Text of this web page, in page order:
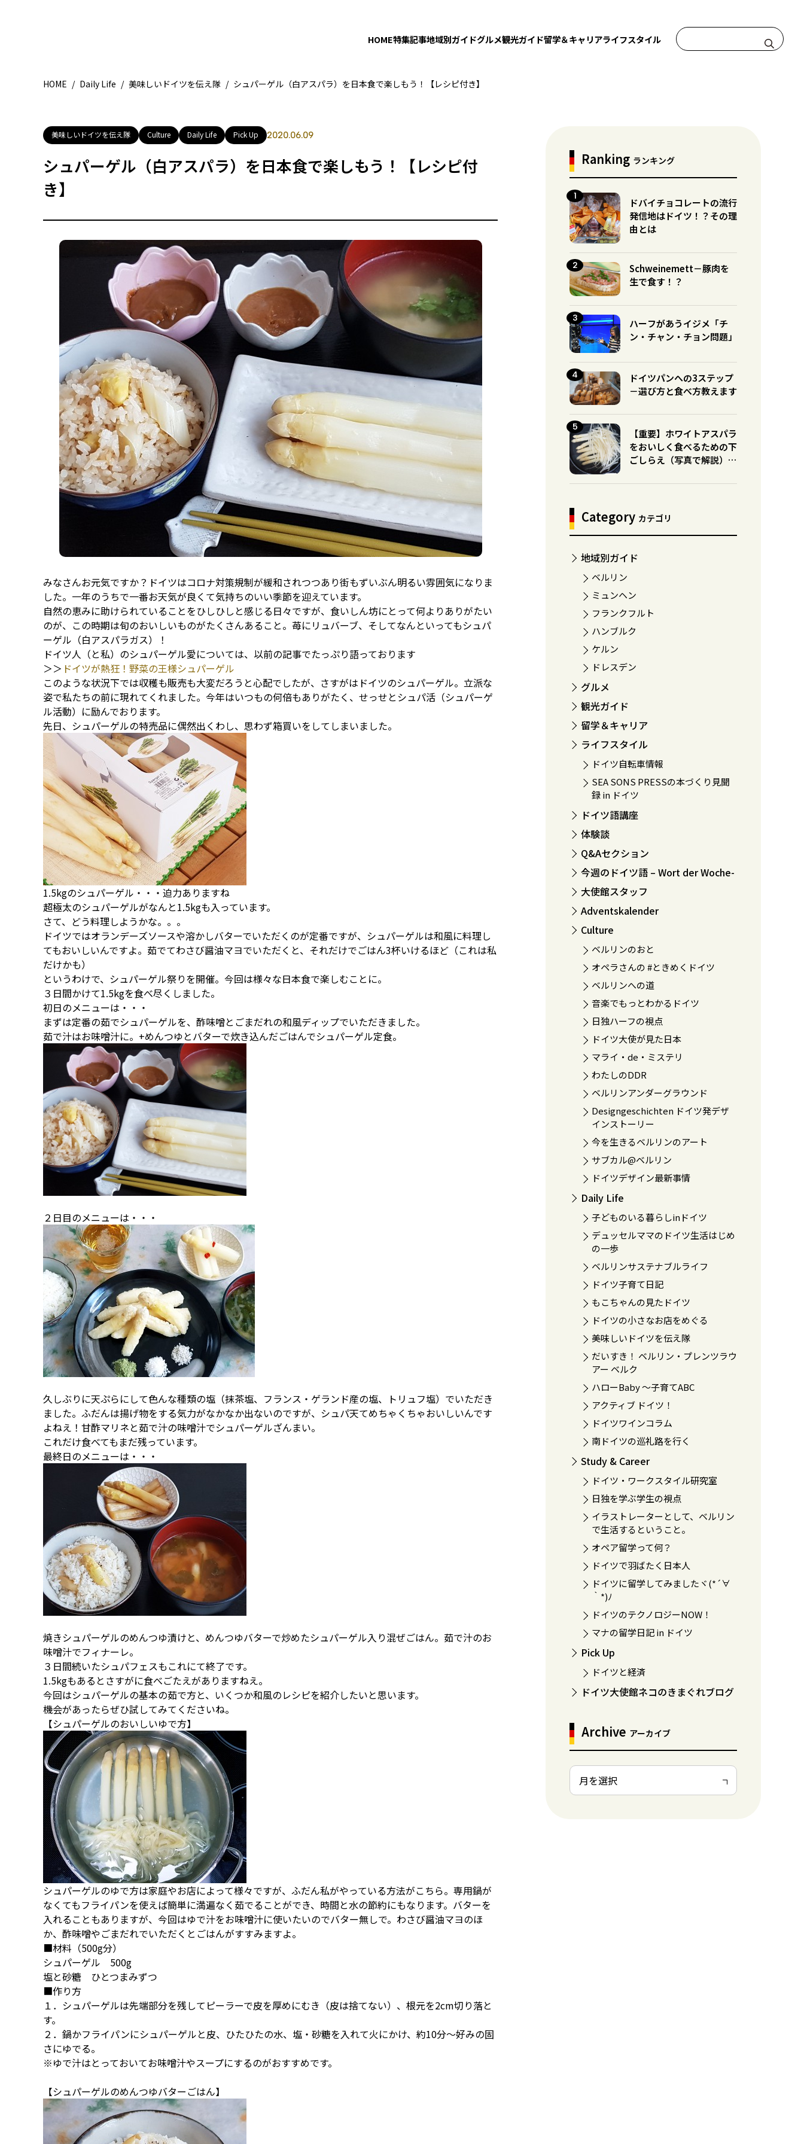
HOME特集記事地域別ガイドグルメ観光ガイド留学＆キャリアライフスタイル
HOME / Daily Life / 美味しいドイツを伝え隊 / シュパーゲル（白アスパラ）を日本食で楽しもう！【レシピ付き】
美味しいドイツを伝え隊 Culture Daily Life Pick Up 2020.06.09
シュパーゲル（白アスパラ）を日本食で楽しもう！【レシピ付
き】
みなさんお元気ですか？ドイツはコロナ対策規制が緩和されつつあり街もずいぶん明るい雰囲気になりま
した。一年のうちで一番お天気が良くて気持ちのいい季節を迎えています。
自然の恵みに助けられていることをひしひしと感じる日々ですが、食いしん坊にとって何よりありがたい
のが、この時期は旬のおいしいものがたくさんあること。苺にリュバーブ、そしてなんといってもシュパ
ーゲル（白アスパラガス）！
ドイツ人（と私）のシュパーゲル愛については、以前の記事でたっぷり語っております
＞＞ ドイツが熱狂！野菜の王様シュパーゲル
このような状況下では収穫も販売も大変だろうと心配でしたが、さすがはドイツのシュパーゲル。立派な
姿で私たちの前に現れてくれました。今年はいつもの何倍もありがたく、せっせとシュパ活（シュパーゲ
ル活動）に励んでおります。
先日、シュパーゲルの特売品に偶然出くわし、思わず箱買いをしてしまいました。
1.5kgのシュパーゲル・・・迫力ありますね
超極太のシュパーゲルがなんと1.5kgも入っています。
さて、どう料理しようかな。。。
ドイツではオランデーズソースや溶かしバターでいただくのが定番ですが、シュパーゲルは和風に料理し
てもおいしいんですよ。茹でてわさび醤油マヨでいただくと、それだけでごはん3杯いけるほど（これは私
だけかも）
というわけで、シュパーゲル祭りを開催。今回は様々な日本食で楽しむことに。
３日間かけて1.5kgを食べ尽くしました。
初日のメニューは・・・
まずは定番の茹でシュパーゲルを、酢味噌とごまだれの和風ディップでいただきました。
茹で汁はお味噌汁に。+めんつゆとバターで炊き込んだごはんでシュパーゲル定食。
２日目のメニューは・・・
久しぶりに天ぷらにして色んな種類の塩（抹茶塩、フランス・ゲランド産の塩、トリュフ塩）でいただき
ました。ふだんは揚げ物をする気力がなかなか出ないのですが、シュパ天てめちゃくちゃおいしいんです
よねえ！甘酢マリネと茹で汁の味噌汁でシュパーゲルざんまい。
これだけ食べてもまだ残っています。
最終日のメニューは・・・
焼きシュパーゲルのめんつゆ漬けと、めんつゆバターで炒めたシュパーゲル入り混ぜごはん。茹で汁のお
味噌汁でフィナーレ。
３日間続いたシュパフェスもこれにて終了です。
1.5kgもあるとさすがに食べごたえがありますねえ。
今回はシュパーゲルの基本の茹で方と、いくつか和風のレシピを紹介したいと思います。
機会があったらぜひ試してみてくださいね。
【シュパーゲルのおいしいゆで方】
シュパーゲルのゆで方は家庭やお店によって様々ですが、ふだん私がやっている方法がこちら。専用鍋が
なくてもフライパンを使えば簡単に満遍なく茹でることができ、時間と水の節約にもなります。バターを
入れることもありますが、今回はゆで汁をお味噌汁に使いたいのでバター無しで。わさび醤油マヨのほ
か、酢味噌やごまだれでいただくとごはんがすすみますよ。
■材料（500g分）
シュパーゲル 500g
塩と砂糖 ひとつまみずつ
■作り方
１．シュパーゲルは先端部分を残してピーラーで皮を厚めにむき（皮は捨てない）、根元を2cm切り落と
す。
２．鍋かフライパンにシュパーゲルと皮、ひたひたの水、塩・砂糖を入れて火にかけ、約10分～好みの固
さにゆでる。
※ゆで汁はとっておいてお味噌汁やスープにするのがおすすめです。
【シュパーゲルのめんつゆバターごはん】
Ranking ランキング
ドバイチョコレートの流行
発信地はドイツ！？その理
由とは
Schweinemett－豚肉を
生で食す！？
ハーフがあうイジメ「チ
ン・チャン・チョン問題」
ドイツパンへの3ステップ
－選び方と食べ方教えます
【重要】ホワイトアスパラ
をおいしく食べるための下
ごしらえ（写真で解説）※
Category カテゴリ
地域別ガイド
ベルリン
ミュンヘン
フランクフルト
ハンブルク
ケルン
ドレスデン
グルメ
観光ガイド
留学＆キャリア
ライフスタイル
ドイツ自転車情報
SEA SONS PRESSの本づくり見聞
録 in ドイツ
ドイツ語講座
体験談
Q&Aセクション
今週のドイツ語 – Wort der Woche-
大使館スタッフ
Adventskalender
Culture
ベルリンのおと
オペラさんの #ときめくドイツ
ベルリンへの道
音楽でもっとわかるドイツ
日独ハーフの視点
ドイツ大使が見た日本
マライ・de・ミステリ
わたしのDDR
ベルリンアンダーグラウンド
Designgeschichten ドイツ発デザ
インストーリー
今を生きるベルリンのアート
サブカル@ベルリン
ドイツデザイン最新事情
Daily Life
子どものいる暮らしinドイツ
デュッセルママのドイツ生活はじめ
の一歩
ベルリンサステナブルライフ
ドイツ子育て日記
もこちゃんの見たドイツ
ドイツの小さなお店をめぐる
美味しいドイツを伝え隊
だいすき！ ベルリン・プレンツラウ
アー ベルク
ハローBaby 〜子育てABC
アクティブ ドイツ！
ドイツワインコラム
南ドイツの巡礼路を行く
Study & Career
ドイツ・ワークスタイル研究室
日独を学ぶ学生の視点
イラストレーターとして、ベルリン
で生活するということ。
オペア留学って何？
ドイツで羽ばたく日本人
ドイツに留学してみましたヾ(*´∀
｀*)ﾉ
ドイツのテクノロジーNOW！
マナの留学日記 in ドイツ
Pick Up
ドイツと経済
ドイツ大使館ネコのきまぐれブログ
Archive アーカイブ